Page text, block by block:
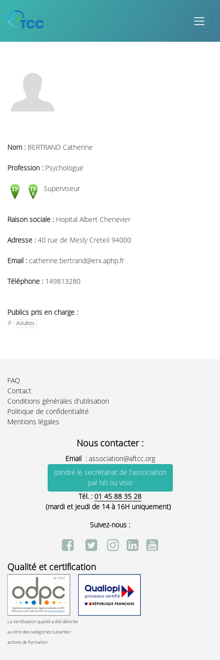
Nom : BERTRAND Catherine
Profession : Psychologue
Superviseur
Raison sociale : Hopital Albert Chenevier
Adresse : 40 rue de Mesly Creteil 94000
Email : catherine.bertrand@erx.aphp.fr
Téléphone : 149813280
Publics pris en charge :
#
Adultes
FAQ
Contact
Conditions générales d'utilisation
Politique de confidentialité
Mentions légales
Nous contacter :
Email : association@aftcc.org
Joindre le secrétariat de l'association
par tél ou visio
Tél. : 01 45 88 35 28
(mardi et jeudi de 14 à 16H uniquement)
Suivez-nous :
Qualité et certification
La certification qualité a été délivrée
au titre des catégories suivantes :
actions de formation